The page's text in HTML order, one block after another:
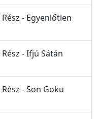
- Egyenlőtlen
- Ifjú Sátán
- Son Goku